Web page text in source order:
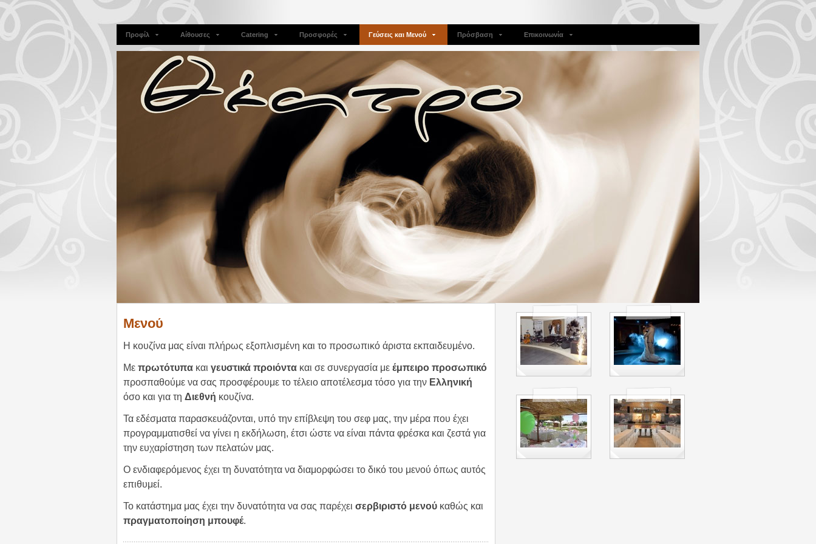
Προφίλ Αίθουσες Catering Προσφορές Γεύσεις και Μενού Πρόσβαση Επικοινωνία
Μενού
Η κουζίνα μας είναι πλήρως εξοπλισμένη και το προσωπικό άριστα εκπαιδευμένο.
Με πρωτότυπα και γευστικά προιόντα και σε συνεργασία με έμπειρο προσωπικό
προσπαθούμε να σας προσφέρουμε το τέλειο αποτέλεσμα τόσο για την Eλληνική
όσο και για τη Διεθνή κουζίνα.
Τα εδέσματα παρασκευάζονται, υπό την επίβλεψη του σεφ μας, την μέρα που έχει
προγραμματισθεί να γίνει η εκδήλωση, έτσι ώστε να είναι πάντα φρέσκα και ζεστά για
την ευχαρίστηση των πελατών μας.
Ο ενδιαφερόμενος έχει τη δυνατότητα να διαμορφώσει το δικό του μενού όπως αυτός
επιθυμεί.
Το κατάστημα μας έχει την δυνατότητα να σας παρέχει σερβιριστό μενού καθώς και
πραγματοποίηση μπουφέ.